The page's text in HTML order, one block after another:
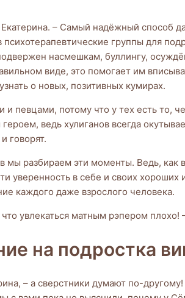
– Самый надёжный способ
психотерапевтические группы для
насмешкам, буллингу,
виде, это помогает им
о новых, позитивных кумирах.
и певцами, потому что у тех есть
ведь хулиганов всегда
говорят.
мы разбираем эти моменты. Ведь, как
уверенность в себе и своих
каждого даже взрослого человека.
увлекаться матным рэпером
на подростка
– а сверстники думают по-